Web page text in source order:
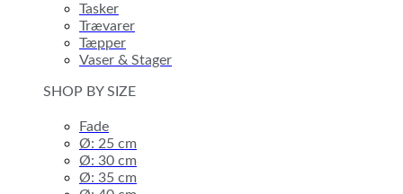
Tasker
Trævarer
Tæpper
Vaser & Stager
SHOP BY SIZE
Fade
Ø: 25 cm
Ø: 30 cm
Ø: 35 cm